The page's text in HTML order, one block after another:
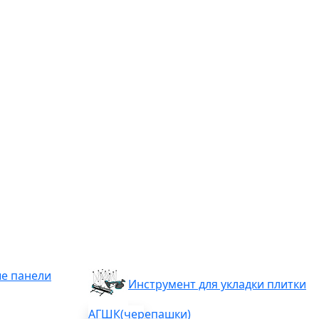
панели
Инструмент для укладки плитки
АГШК(черепашки)